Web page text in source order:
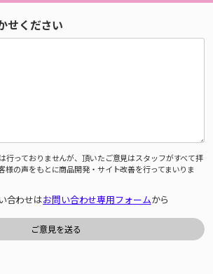
せください
行っておりませんが、頂いたご意見はスタッフがすべて拝
様の声をもとに商品開発・サイト改善を行ってまいりま
合わせはお問い合わせ専用フォームから